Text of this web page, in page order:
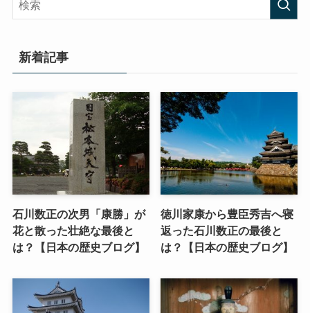
新着記事
石川数正の次男「康勝」が
花と散った壮絶な最後と
は？【日本の歴史ブログ】
徳川家康から豊臣秀吉へ寝
返った石川数正の最後と
は？【日本の歴史ブログ】